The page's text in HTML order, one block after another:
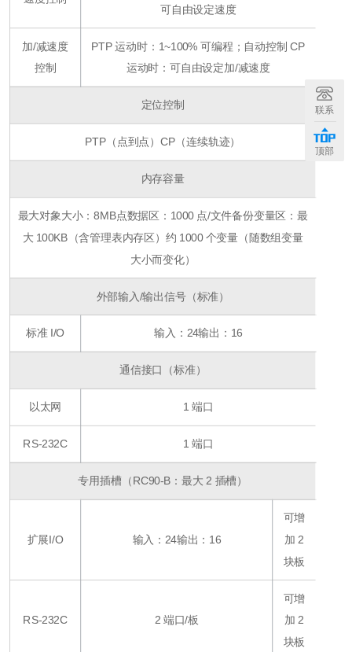
可自由设定速度
加/减速度
控制
PTP 运动时：1~100% 可编程；自动控制 CP
运动时：可自由设定加/减速度
定位控制
PTP（点到点）CP（连续轨迹）
内存容量
最大对象大小：8MB点数据区：1000 点/文件备份变量区：最
大 100KB（含管理表内存区） 约 1000 个变量（随数组变量
大小而变化）
外部输入/输出信号（标准）
标准 I/O 输入：24输出：16
通信接口（标准）
以太网 1 端口
RS-232C 1 端口
专用插槽（RC90-B：最大 2 插槽）
扩展I/O 输入：24输出：16
可增
加 2
块板
RS-232C 2 端口/板
可增
加 2
块板
联系
顶部